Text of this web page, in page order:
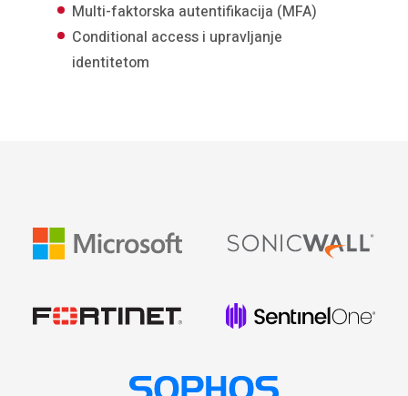
Multi-faktorska autentifikacija (MFA)
Conditional access i upravljanje
identitetom